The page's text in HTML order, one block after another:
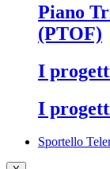
Piano
(PTOF)
I
I
Sportello